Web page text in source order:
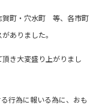
賀町・穴水町 等、各市町
ありました。
き大変盛り上がりまし
行為に報いる為に、おも